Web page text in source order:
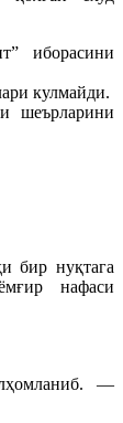
иборасини
кулмайди.
шеърларини
бир нуқтага
нафаси
—